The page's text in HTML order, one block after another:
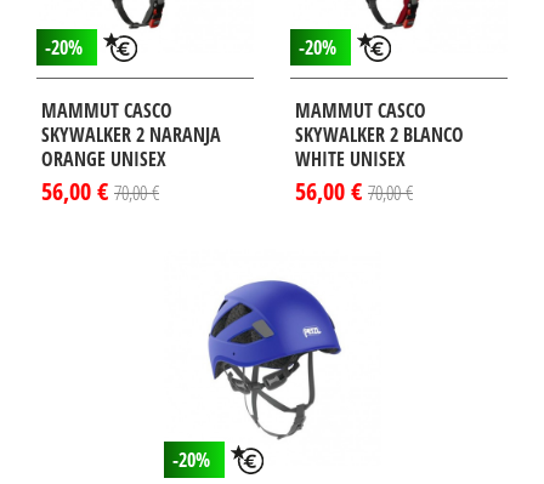
-20%
MAMMUT CASCO
SKYWALKER 2 NARANJA
ORANGE UNISEX
56,00 € 70,00 €
-20%
MAMMUT CASCO
SKYWALKER 2 BLANCO
WHITE UNISEX
56,00 € 70,00 €
-20%